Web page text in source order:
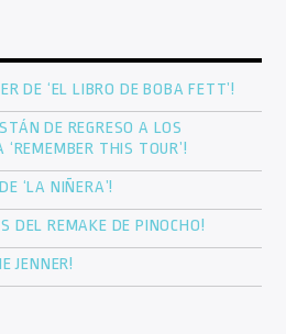
DE ‘EL LIBRO DE BOBA FETT’!
DE REGRESO A LOS
‘REMEMBER THIS TOUR’!
‘LA NIÑERA’!
DEL REMAKE DE PINOCHO!
JENNER!